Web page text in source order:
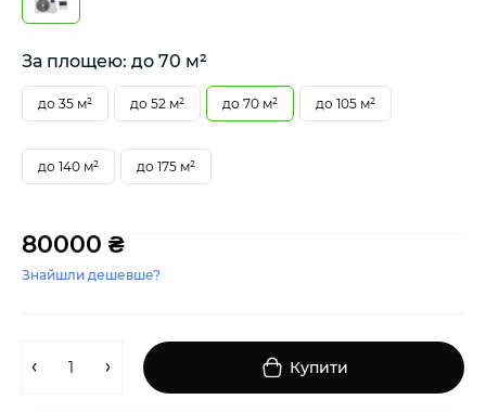
За площею: до 70 м²
до 35 м² до 52 м² до 70 м² до 105 м²
до 140 м² до 175 м²
80000 ₴
Знайшли дешевше?
Купити